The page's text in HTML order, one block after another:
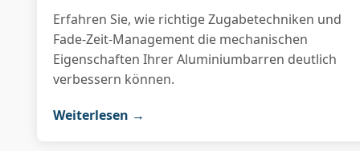
Erfahren Sie, wie richtige Zugabetechniken und
Fade-Zeit-Management die mechanischen
Eigenschaften Ihrer Aluminiumbarren deutlich
verbessern können.
Weiterlesen →